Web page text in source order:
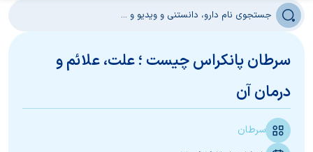
سرطان پانکراس چیست ؛ علت، علائم و
درمان آن
سرطان